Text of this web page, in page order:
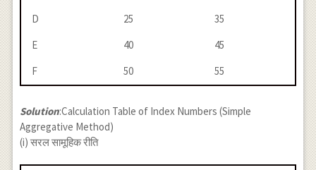
D
25
35
E
40
45
F
50 55
Solution:Calculation Table of Index Numbers (Simple
Aggregative Method)
(i) सरल सामूहिक रीति